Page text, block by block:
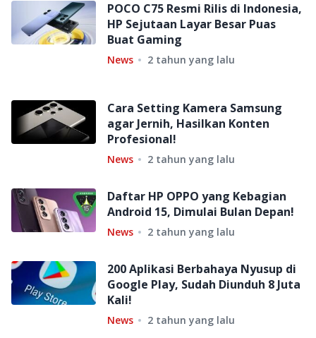
POCO C75 Resmi Rilis di Indonesia,
HP Sejutaan Layar Besar Puas
Buat Gaming
News 2 tahun yang lalu
Cara Setting Kamera Samsung
agar Jernih, Hasilkan Konten
Profesional!
News 2 tahun yang lalu
Daftar HP OPPO yang Kebagian
Android 15, Dimulai Bulan Depan!
News 2 tahun yang lalu
200 Aplikasi Berbahaya Nyusup di
Google Play, Sudah Diunduh 8 Juta
Kali!
News 2 tahun yang lalu